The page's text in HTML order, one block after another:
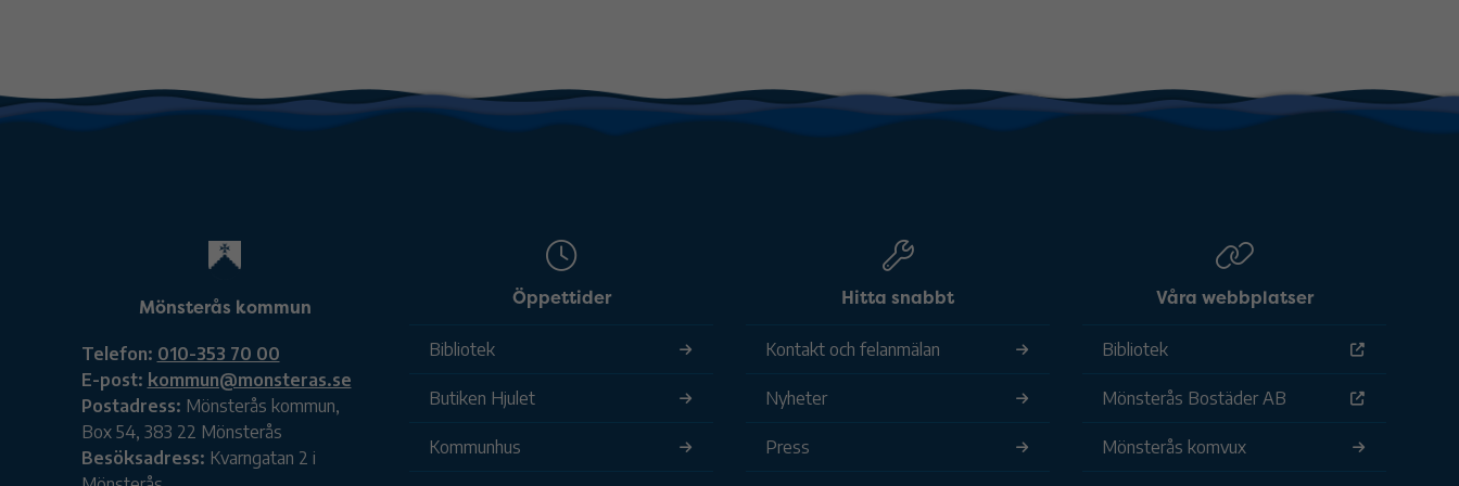
Mönsterås kommun
Telefon: 010-353 70 00
E-post: kommun@monsteras.se
Postadress: Mönsterås kommun,
Box 54, 383 22 Mönsterås
Besöksadress: Kvarngatan 2 i
Öppettider
Bibliotek
Butiken Hjulet
Kommunhus
Hitta snabbt
Kontakt och felanmälan
Nyheter
Press
Våra webbplatser
Bibliotek
Mönsterås Bostäder AB
Mönsterås komvux